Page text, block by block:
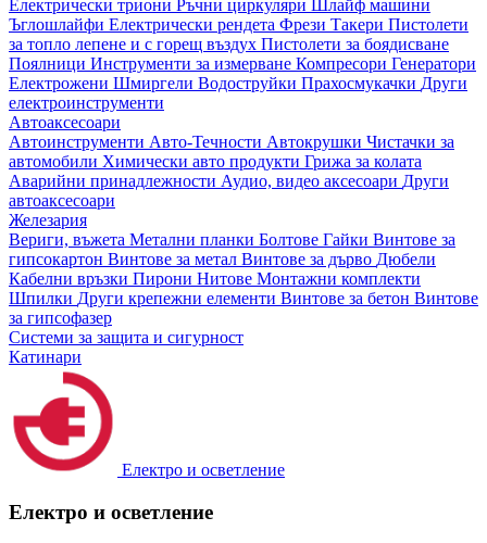
Електрически триони Ръчни циркуляри
Шлайф машини
Ъглошлайфи Електрически рендета Фрези Такери Пистолети
за топло лепене и с горещ въздух Пистолети за боядисване
Поялници Инструменти за измерване Компресори Генератори
Електрожени Шмиргели Водоструйки Прахосмукачки Други
електроинструменти
Автоаксесоари
Автоинструменти Авто-Течности Автокрушки Чистачки за
автомобили Химически авто продукти Грижа за колата
Аварийни принадлежности Аудио, видео аксесоари Други
автоаксесоари
Железария
Вериги, въжета Метални планки Болтове Гайки Винтове за
гипсокартон Винтове за метал Винтове за дърво Дюбели
Кабелни връзки Пирони Нитове Монтажни комплекти
Шпилки Други крепежни елементи Винтове за бетон Винтове
за гипсофазер
Системи за защита и сигурност
Катинари
Електро и осветление
Електро и осветление